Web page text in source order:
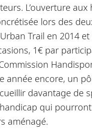
L’ouverture
lors des
Trail en 2014
1€ par
année encore, un
davantage de
qui
aménagé.